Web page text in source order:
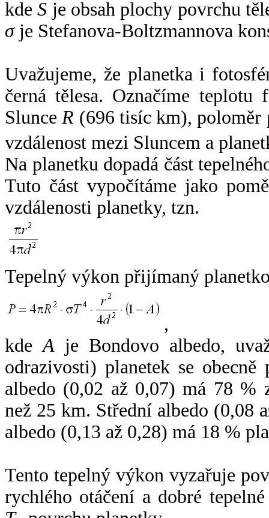
kdeS je obsah plochy povrchu
σje Stefanova-Boltzmannova
Uvažujeme, že planetka i
černá tělesa. Označíme
SlunceR (696 tisíc km),
vzdálenost mezi Sluncem a
Na planetku dopadá část
Tuto část vypočítáme jako
vzdálenosti planetky, tzn.
Tepelný výkon přijímaný
,
kdeA je Bondovo albedo,
odrazivosti) planetek se
albedo (0,02 až 0,07) má 78 %
než 25 km. Střední albedo (0,08
albedo (0,13 až 0,28) má 18 %
Tento tepelný výkon vyzařuje
rychlého otáčení a dobré